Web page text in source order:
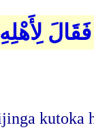
فَقَالَ
kutoka